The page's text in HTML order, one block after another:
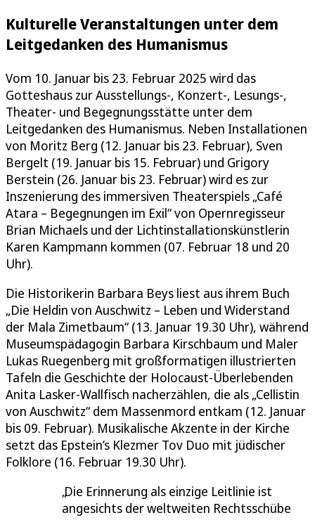
Kulturelle Veranstaltungen unter dem
Leitgedanken des Humanismus
Vom 10. Januar bis 23. Februar 2025 wird das
Gotteshaus zur Ausstellungs-, Konzert-, Lesungs-,
Theater- und Begegnungsstätte unter dem
Leitgedanken des Humanismus. Neben Installationen
von Moritz Berg (12. Januar bis 23. Februar), Sven
Bergelt (19. Januar bis 15. Februar) und Grigory
Berstein (26. Januar bis 23. Februar) wird es zur
Inszenierung des immersiven Theaterspiels „Café
Atara – Begegnungen im Exil“ von Opernregisseur
Brian Michaels und der Lichtinstallationskünstlerin
Karen Kampmann kommen (07. Februar 18 und 20
Uhr).
Die Historikerin Barbara Beys liest aus ihrem Buch
„Die Heldin von Auschwitz – Leben und Widerstand
der Mala Zimetbaum“ (13. Januar 19.30 Uhr), während
Museumspädagogin Barbara Kirschbaum und Maler
Lukas Ruegenberg mit großformatigen illustrierten
Tafeln die Geschichte der Holocaust-Überlebenden
Anita Lasker-Wallfisch nacherzählen, die als „Cellistin
von Auschwitz“ dem Massenmord entkam (12. Januar
bis 09. Februar). Musikalische Akzente in der Kirche
setzt das Epstein’s Klezmer Tov Duo mit jüdischer
Folklore (16. Februar 19.30 Uhr).
Die Erinnerung als einzige Leitlinie ist
angesichts der weltweiten Rechtsschübe